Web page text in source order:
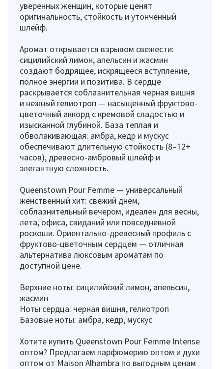
уверенных женщин, которые ценят
оригинальность, стойкость и утонченный
шлейф.
Аромат открывается взрывом свежести:
сицилийский лимон, апельсин и жасмин
создают бодрящее, искрящееся вступление,
полное энергии и позитива. В сердце
раскрывается соблазнительная черная вишня
и нежный гелиотроп — насыщенный фруктово-
цветочный аккорд с кремовой сладостью и
изысканной глубиной. База теплая и
обволакивающая: амбра, кедр и мускус
обеспечивают длительную стойкость (8–12+
часов), древесно-амбровый шлейф и
элегантную сложность.
Queenstown Pour Femme — универсальный
женственный хит: свежий днем,
соблазнительный вечером, идеален для весны,
лета, офиса, свиданий или повседневной
роскоши. Ориентально-древесный профиль с
фруктово-цветочным сердцем — отличная
альтернатива люксовым ароматам по
доступной цене.
Верхние ноты: сицилийский лимон, апельсин,
жасмин
Ноты сердца: черная вишня, гелиотроп
Базовые ноты: амбра, кедр, мускус
Хотите купить Queenstown Pour Femme Intense
оптом? Предлагаем парфюмерию оптом и духи
оптом от Maison Alhambra по выгодным ценам